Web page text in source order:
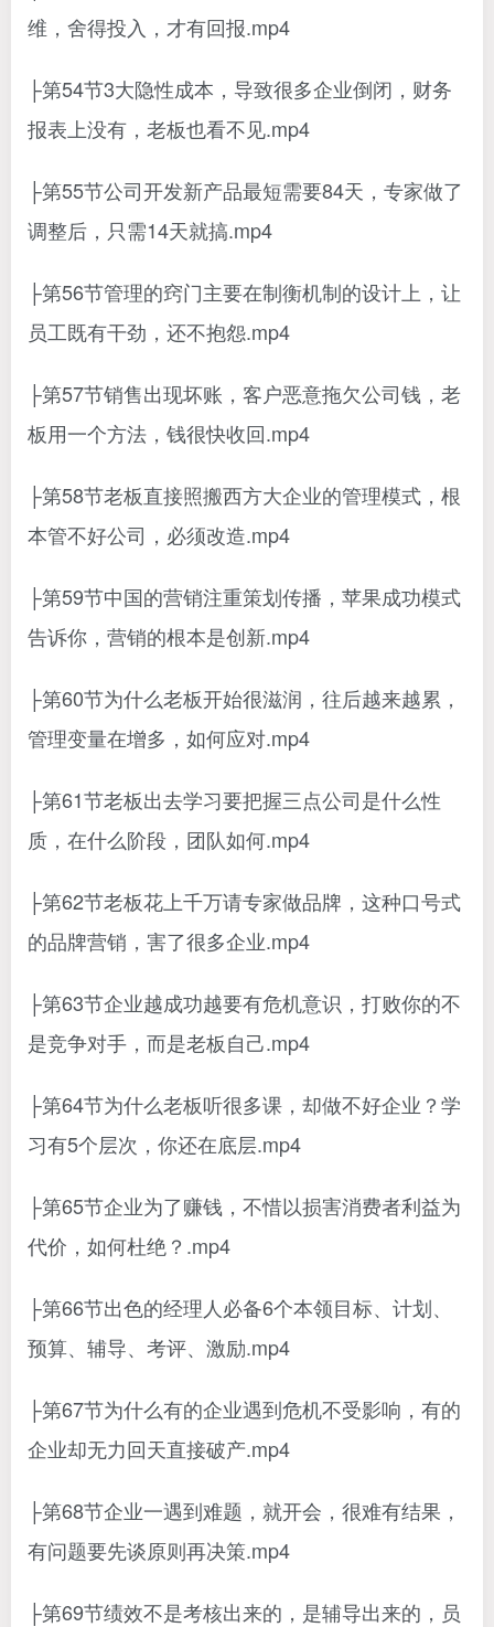
维，舍得投入，才有回报.mp4
├第54节3大隐性成本，导致很多企业倒闭，财务
报表上没有，老板也看不见.mp4
├第55节公司开发新产品最短需要84天，专家做了
调整后，只需14天就搞.mp4
├第56节管理的窍门主要在制衡机制的设计上，让
员工既有干劲，还不抱怨.mp4
├第57节销售出现坏账，客户恶意拖欠公司钱，老
板用一个方法，钱很快收回.mp4
├第58节老板直接照搬西方大企业的管理模式，根
本管不好公司，必须改造.mp4
├第59节中国的营销注重策划传播，苹果成功模式
告诉你，营销的根本是创新.mp4
├第60节为什么老板开始很滋润，往后越来越累，
管理变量在增多，如何应对.mp4
├第61节老板出去学习要把握三点公司是什么性
质，在什么阶段，团队如何.mp4
├第62节老板花上千万请专家做品牌，这种口号式
的品牌营销，害了很多企业.mp4
├第63节企业越成功越要有危机意识，打败你的不
是竞争对手，而是老板自己.mp4
├第64节为什么老板听很多课，却做不好企业？学
习有5个层次，你还在底层.mp4
├第65节企业为了赚钱，不惜以损害消费者利益为
代价，如何杜绝？.mp4
├第66节出色的经理人必备6个本领目标、计划、
预算、辅导、考评、激励.mp4
├第67节为什么有的企业遇到危机不受影响，有的
企业却无力回天直接破产.mp4
├第68节企业一遇到难题，就开会，很难有结果，
有问题要先谈原则再决策.mp4
├第69节绩效不是考核出来的，是辅导出来的，员